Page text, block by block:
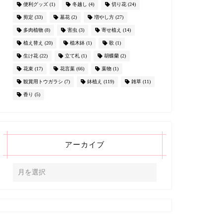
便利グッズ(1) 冬越し (4) 切り花(24)
剪定 (33) 墓花(2) 増やし方(27)
多肉植物(8) 害虫 (3) 寄せ植え (14)
植え替え (20) 植木鉢(1) 歌(1)
生け花(22) 立て札(1) 胡蝶蘭(2)
花束(17) 花言葉(66) 葉物(1)
観賞用トウガラシ (7) 鉢植え (119) 雑草(11)
香り (5)
アーカイブ